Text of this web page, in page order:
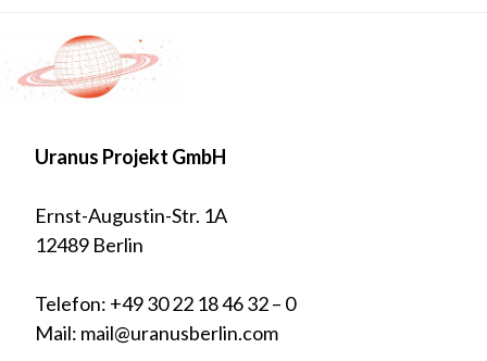
Uranus Projekt GmbH
Ernst-Augustin-Str. 1A
12489 Berlin
Telefon: +49 30 22 18 46 32 – 0
Mail: mail@uranusberlin.com